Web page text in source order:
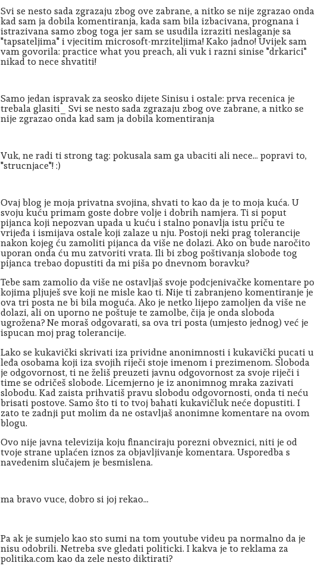
Svi se nesto sada zgrazaju zbog ove zabrane, a nitko se nije zgrazao onda
kad sam ja dobila komentiranja, kada sam bila izbacivana, prognana i
istrazivana samo zbog toga jer sam se usudila izraziti neslaganje sa
"tapsateljima" i vjecitim microsoft-mrziteljima! Kako jadno! Uvijek sam
vam govorila: practice what you preach, ali vuk i razni sinise "drkarici"
nikad to nece shvatiti!
Samo jedan ispravak za seosko dijete Sinisu i ostale: prva recenica je
trebala glasiti_ Svi se nesto sada zgrazaju zbog ove zabrane, a nitko se
nije zgrazao onda kad sam ja dobila komentiranja
Vuk, ne radi ti strong tag: pokusala sam ga ubaciti ali nece... popravi to,
"strucnjace"! :)
Ovaj blog je moja privatna svojina, shvati to kao da je to moja kuća. U
svoju kuću primam goste dobre volje i dobrih namjera. Ti si poput
pijanca koji nepozvan upada u kuću i stalno ponavlja istu priču te
vrijeđa i ismijava ostale koji zalaze u nju. Postoji neki prag tolerancije
nakon kojeg ću zamoliti pijanca da više ne dolazi. Ako on bude naročito
uporan onda ću mu zatvoriti vrata. Ili bi zbog poštivanja slobode tog
pijanca trebao dopustiti da mi piša po dnevnom boravku?
Tebe sam zamolio da više ne ostavljaš svoje podcjenivačke komentare po
kojima pljuješ sve koji ne misle kao ti. Nije ti zabranjeno komentiranje je
ova tri posta ne bi bila moguća. Ako je netko lijepo zamoljen da više ne
dolazi, ali on uporno ne poštuje te zamolbe, čija je onda sloboda
ugrožena? Ne moraš odgovarati, sa ova tri posta (umjesto jednog) već je
ispucan moj prag tolerancije.
Lako se kukavički skrivati iza prividne anonimnosti i kukavički pucati u
leđa osobama koji iza svojih riječi stoje imenom i prezimenom. Sloboda
je odgovornost, ti ne želiš preuzeti javnu odgovornost za svoje riječi i
time se odričeš slobode. Licemjerno je iz anonimnog mraka zazivati
slobodu. Kad zaista prihvatiš pravu slobodu odgovornosti, onda ti neću
brisati postove. Samo što ti to tvoj bahati kukavičluk neće dopustiti. I
zato te zadnji put molim da ne ostavljaš anonimne komentare na ovom
blogu.
Ovo nije javna televizija koju financiraju porezni obveznici, niti je od
tvoje strane uplaćen iznos za objavljivanje komentara. Usporedba s
navedenim slučajem je besmislena.
ma bravo vuce, dobro si joj rekao...
Pa ak je sumjelo kao sto sumi na tom youtube videu pa normalno da je
nisu odobrili. Netreba sve gledati politicki. I kakva je to reklama za
politika.com kao da zele nesto diktirati?